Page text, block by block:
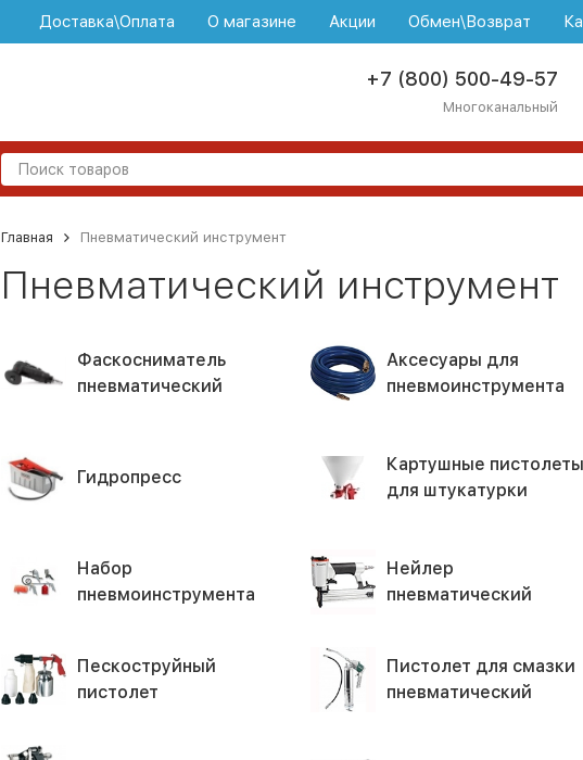
Доставка\Оплата О магазине Акции Обмен\Возврат
+7 (800) 500-49-57
Многоканальный
Главная Пневматический инструмент
Пневматический инструмент
Фаскосниматель
пневматический
Аксесуары для
пневмоинструмента
Гидропресс
Картушные пистолеты
для штукатурки
Набор
пневмоинструмента
Нейлер
пневматический
Пескоструйный
пистолет
Пистолет для смазки
пневматический